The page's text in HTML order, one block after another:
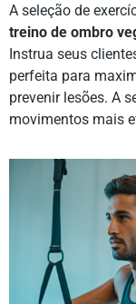
A seleção de
treino de ombro
Instrua seus
perfeita para
prevenir lesões. A
movimentos mais